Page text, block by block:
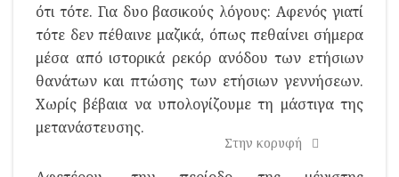
ότι τότε. Για δυο βασικούς λόγους: Αφενός γιατί
τότε δεν πέθαινε μαζικά, όπως πεθαίνει σήμερα
μέσα από ιστορικά ρεκόρ ανόδου των ετήσιων
θανάτων και πτώσης των ετήσιων γεννήσεων.
Χωρίς βέβαια να υπολογίζουμε τη μάστιγα της
μετανάστευσης.
Στην κορυφή